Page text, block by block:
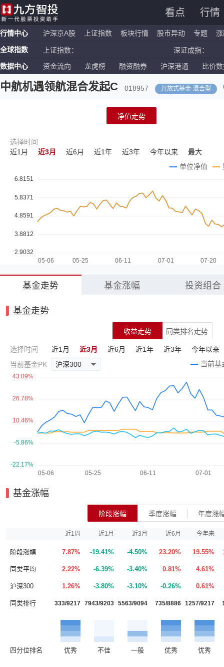
看点 行情
行情中心 沪深京A股 上证指数 板块行情 股市异动 专题
全球指数 上证指数： 深证成指：
恒生指数： 国企指数：
纳斯达克ETF： 标普500ETF：
数据中心 资金流向 龙虎榜 融资融券 沪深港通 比价
中航机遇领航混合发起C 018957 开放式基金-混合型
净值走势
选择时间
近1月
近3月 近6月 近1年 近3年 今年以来 最大
基金走势 基金涨幅 投资组合
基金走势
收益走势 同类排名走势
选择时间 近1月 近3月 近6月 近1年 近3年
今年以来
当前基金PK
沪深300
基金涨幅
阶段涨幅 季度涨幅 年度涨
近1周 近1月 近3月 近6月 今年来
阶段涨幅 7.87% -19.41% -4.50% 23.20% 19.55%
同类平均 2.22% -6.39% -3.40% 0.81% 4.61%
沪深300 1.26% -3.80% -3.10% -0.26% 0.61%
同类排行 333/9217 7943/9203 5563/9094 735/8886 1257/9217
四分位排名 优秀 不佳 一般 优秀 优秀